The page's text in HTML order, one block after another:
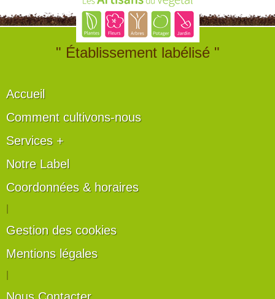
" Établissement labélisé "
Accueil
Comment cultivons-nous
Services +
Notre Label
Coordonnées & horaires
Gestion des cookies
Mentions légales